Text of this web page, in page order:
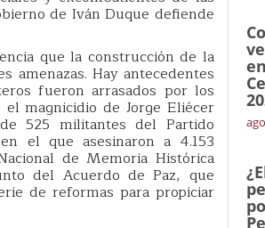
de Iván Duque defiende
que la construcción de la
amenazas. Hay antecedentes
fueron arrasados por los
magnicidio de Jorge Eliécer
525 militantes del Partido
el que asesinaron a 4.153
de Memoria Histórica
del Acuerdo de Paz, que
de reformas para propiciar